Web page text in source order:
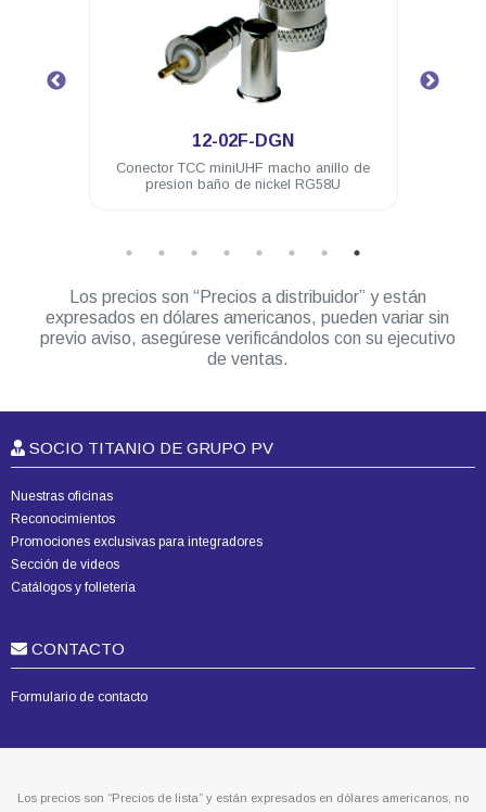
12-02F-DGN
Conector TCC miniUHF macho anillo de
presion baño de nickel RG58U
Los precios son “Precios a distribuidor” y están
expresados en dólares americanos, pueden variar sin
previo aviso, asegúrese verificándolos con su ejecutivo
de ventas.
SOCIO TITANIO DE GRUPO PV
Nuestras oficinas
Reconocimientos
Promociones exclusivas para integradores
Sección de videos
Catálogos y folletería
CONTACTO
Formulario de contacto
Los precios son “Precios de lista” y están expresados en dólares americanos, no